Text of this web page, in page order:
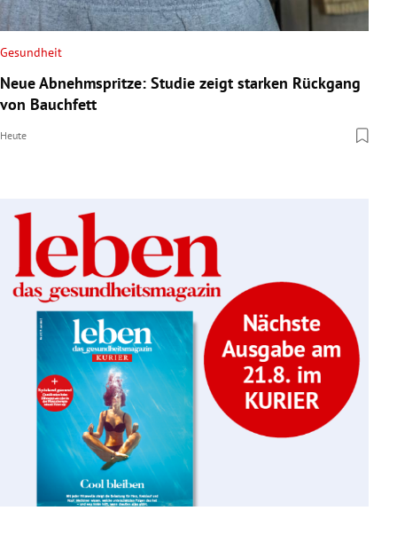
Gesundheit
Neue Abnehmspritze: Studie zeigt starken Rückgang
von Bauchfett
Heute